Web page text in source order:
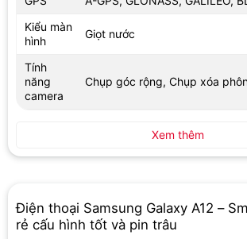
Điện thoại Samsung Galaxy A12 –
rẻ cấu hình tốt và pin trâu
Kiểu màn
hình
Giọt nước
Tính
năng
camera
Chụp góc rộng, Chụp xóa
Xem thêm